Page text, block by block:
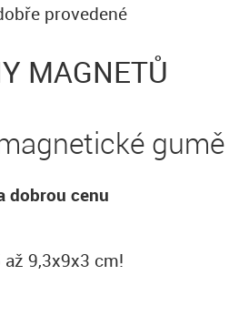
provedené
MAGNETŮ
gumě
dobrou cenu
9,3x9x3 cm!